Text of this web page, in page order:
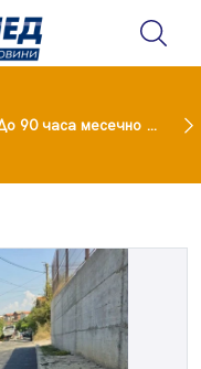
Съдия нареди: До 90 часа месечно във фейсбук и инстаграм за непълнолетни